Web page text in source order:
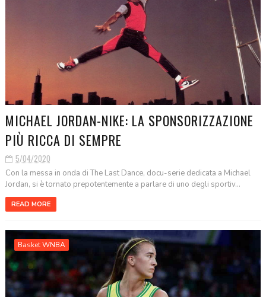
MICHAEL JORDAN-NIKE: LA SPONSORIZZAZIONE
PIÙ RICCA DI SEMPRE
5/04/2020
Con la messa in onda di The Last Dance, docu-serie dedicata a Michael
Jordan, si è tornato prepotentemente a parlare di uno degli sportiv...
READ MORE
Basket WNBA